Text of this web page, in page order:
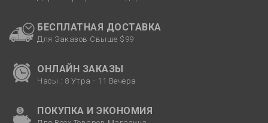
БЕСПЛАТНАЯ ДОСТАВКА
Для Заказов Свыше $99
ОНЛАЙН ЗАКАЗЫ
Часы : 8 Утра - 11 Вечера
ПОКУПКА И ЭКОНОМИЯ